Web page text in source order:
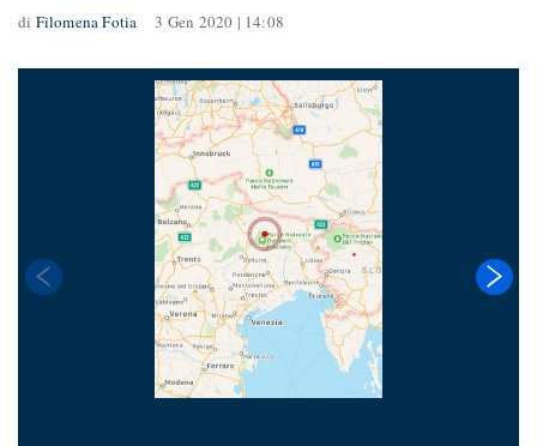
di Filomena Fotia 3 Gen 2020 | 14:08